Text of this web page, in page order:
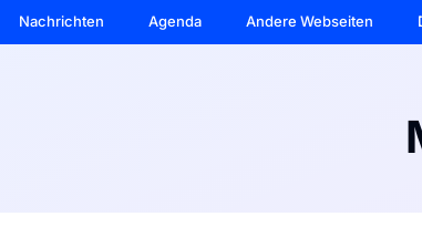
Nachrichten Agenda Andere Webseiten